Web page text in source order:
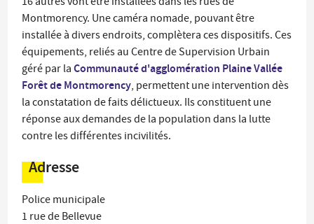
Montmorency. Une caméra nomade, pouvant être
installée à divers endroits, complètera ces dispositifs. Ces
équipements, reliés au Centre de Supervision Urbain
géré par laCommunauté d'agglomération Plaine Vallée
Forêt de Montmorency, permettent une intervention dès
la constatation de faits délictueux. Ils constituent une
réponse aux demandes de la population dans la lutte
contre les différentes incivilités.
Adresse
Police municipale
1 rue de Bellevue